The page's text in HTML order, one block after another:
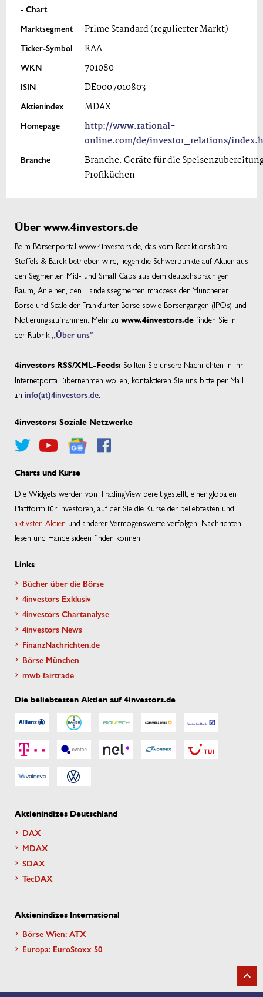
- Chart
Marktsegment Prime Standard (regulierter Markt)
Ticker-Symbol RAA
WKN 701080
ISIN DE0007010803
Aktienindex MDAX
Homepage
http://www.rational-
online.com/de/investor_relations/
Branche
Branche: Geräte für die
Profiküchen
Über www.4investors.de
Beim Börsenportal www.4investors.de, das vom Redaktionsbüro
Stoffels & Barck betrieben wird, liegen die Schwerpunkte auf Aktien aus
den Segmenten Mid- und Small Caps aus dem deutschsprachigen
Raum, Anleihen, den Handelssegmenten m:access der Münchener
Börse und Scale der Frankfurter Börse sowie Börsengängen (IPOs) und
Notierungsaufnahmen. Mehr zu www.4investors.de finden Sie in
der Rubrik „Über uns”!
4investors RSS/XML-Feeds: Sollten Sie unsere Nachrichten in Ihr
Internetportal übernehmen wollen, kontaktieren Sie uns bitte per Mail
an info(at)4investors.de
4investors: Soziale Netzwerke
Charts und Kurse
Die Widgets werden von TradingView bereit gestellt, einer globalen
Plattform für Investoren, auf der Sie die Kurse der beliebtesten und
aktivsten Aktien und anderer Vermögenswerte verfolgen, Nachrichten
lesen und Handelsideen finden können.
Links
Bücher über die Börse
4investors Exklusiv
4investors Chartanalyse
4investors News
FinanzNachrichten.de
Börse München
mwb fairtrade
Die beliebtesten Aktien auf 4investors.de
Aktienindizes Deutschland
DAX
MDAX
SDAX
TecDAX
Aktienindizes International
Börse Wien: ATX
Europa: EuroStoxx 50